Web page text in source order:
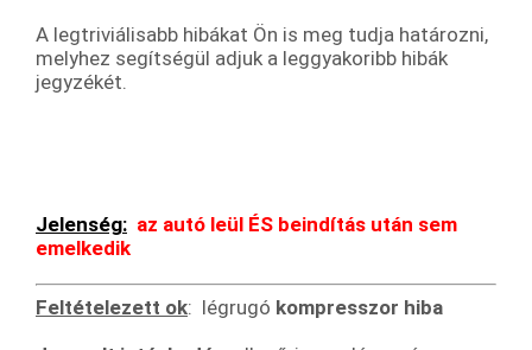
A legtriviálisabb hibákat Ön is meg tudja határozni,
melyhez segítségül adjuk a leggyakoribb hibák
jegyzékét.
Jelenség: az autó leül ÉS beindítás után sem
emelkedik
Feltételezett ok: légrugó kompresszor hiba